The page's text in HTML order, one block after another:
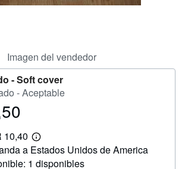
Imagen del vendedor
-Soft cover
- Aceptable
10,40
Más
información
sobre
las
a Estados Unidos de America
1 disponibles